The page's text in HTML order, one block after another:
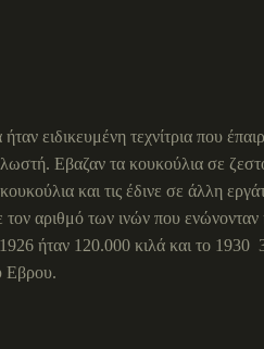
ειδικευμένη τεχνίτρια που
Εβαζαν τα κουκούλια σε
και τις έδινε σε άλλη
αριθμό των ινών που
ήταν 120.000 κιλά και το 1930
Εβρου.